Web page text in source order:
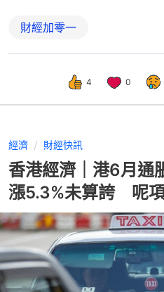
財經加零一
4 0
經濟 財經快訊
香港經濟｜港6月
漲5.3%未算誇 呢